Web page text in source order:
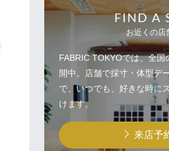
FIND A
お近くの店
FABRIC TOKYOでは、全
開中。店舗で採寸・体型デ
で、いつでも、好きな時に
けます。
来店予